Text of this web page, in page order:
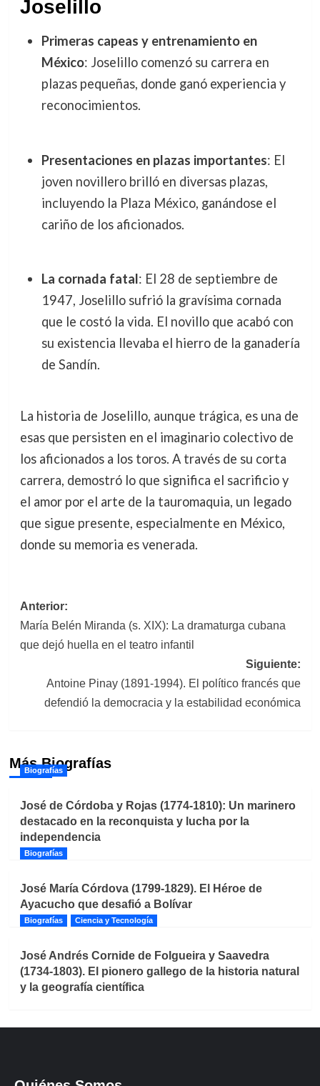
Joselillo
Primeras capeas y entrenamiento en
México: Joselillo comenzó su carrera en
plazas pequeñas, donde ganó experiencia y
reconocimientos.
Presentaciones en plazas importantes: El
joven novillero brilló en diversas plazas,
incluyendo la Plaza México, ganándose el
cariño de los aficionados.
La cornada fatal: El 28 de septiembre de
1947, Joselillo sufrió la gravísima cornada
que le costó la vida. El novillo que acabó con
su existencia llevaba el hierro de la ganadería
de Sandín.
La historia de Joselillo, aunque trágica, es una de
esas que persisten en el imaginario colectivo de
los aficionados a los toros. A través de su corta
carrera, demostró lo que significa el sacrificio y
el amor por el arte de la tauromaquia, un legado
que sigue presente, especialmente en México,
donde su memoria es venerada.
Navegación
de
entradas
Anterior:
María Belén Miranda (s. XIX): La dramaturga cubana
que dejó huella en el teatro infantil
Siguiente:
Antoine Pinay (1891-1994). El político francés que
defendió la democracia y la estabilidad económica
Más Biografías
Biografías
José de Córdoba y Rojas (1774-1810): Un marinero
destacado en la reconquista y lucha por la
independencia
Biografías
José María Córdova (1799-1829). El Héroe de
Ayacucho que desafió a Bolívar
Biografías Ciencia y Tecnología
José Andrés Cornide de Folgueira y Saavedra
(1734-1803). El pionero gallego de la historia natural
y la geografía científica